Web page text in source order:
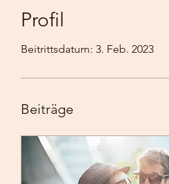
Profil
Beitrittsdatum: 3. Feb. 2023
Beiträge